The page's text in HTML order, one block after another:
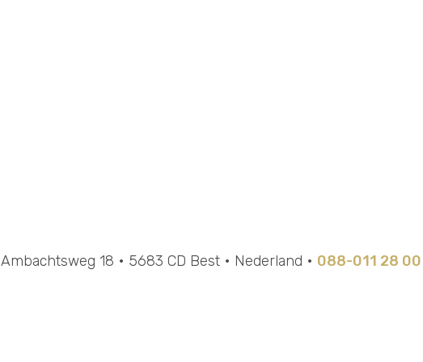
Ambachtsweg 18 • 5683 CD Best • Nederland • 088-011 28 00